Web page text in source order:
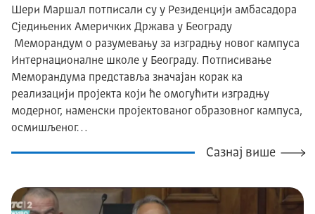
Шери Маршал потписали су у Резиденцији амбасадора
Сједињених Америчких Држава у Београду
Меморандум о разумевању за изградњу новог кампуса
Интернационалне школе у Београду. Потписивање
Меморандума представља значајан корак ка
реализацији пројекта који ће омогућити изградњу
модерног, наменски пројектованог образовног кампуса,
осмишљеног…
Сазнај више